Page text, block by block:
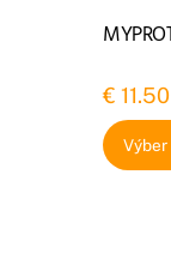
€ 11.50